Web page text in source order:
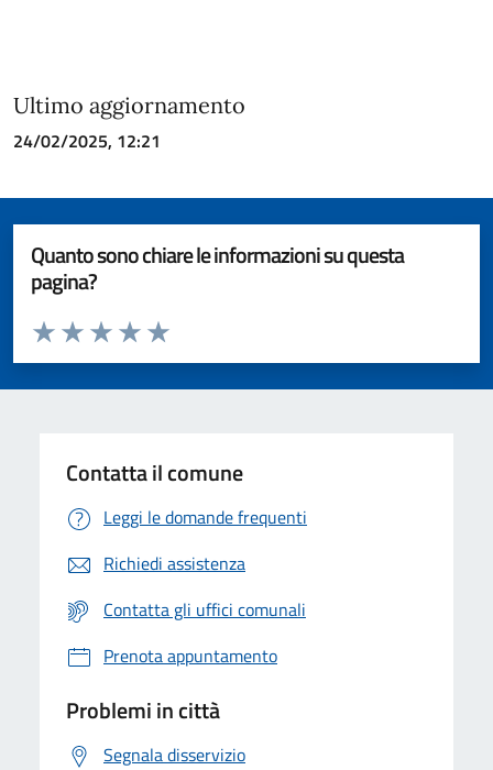
Ultimo aggiornamento
24/02/2025, 12:21
Quanto sono chiare le informazioni su questa
pagina?
Valuta da 1 a 5 stelle la pagina
Valuta 5 stelle su 5
Valuta 4 stelle su 5
Valuta 3 stelle su 5
Valuta 2 stelle su 5
Valuta 1 stelle su 5
Contatta il comune
Leggi le domande frequenti
Richiedi assistenza
Contatta gli uffici comunali
Prenota appuntamento
Problemi in città
Segnala disservizio